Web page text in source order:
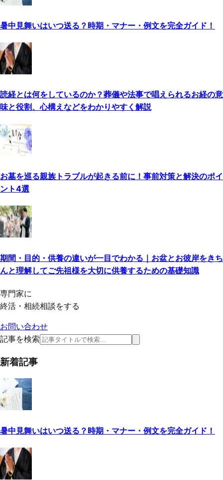
暑中見舞いはいつ送る？時期・マナー・例文を完全ガイド！
読経とは何をしているのか？葬儀や法事で唱えられるお経の意
味と役割、心構えなどをわかりやすく解説
お墓を巡る親族トラブルが起きる前に！事前対策と解決のポイ
ント4選
期間・目的・供養の違いが一目でわかる｜お盆とお彼岸をきち
んと理解してご先祖様を大切に供養するための基礎知識
専門家に
終活・相続相談をする
お問い合わせ
記事を検索
新着記事
暑中見舞いはいつ送る？時期・マナー・例文を完全ガイド！